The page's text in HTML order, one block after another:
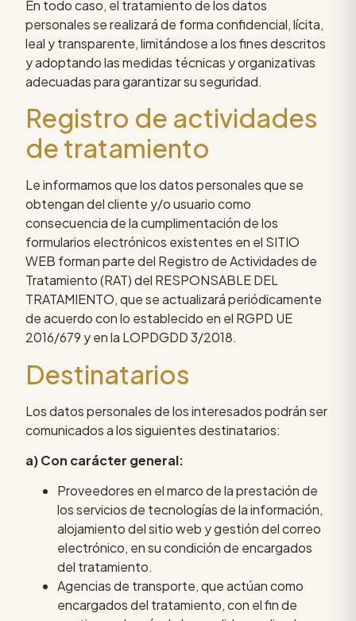
En todo caso, el tratamiento de los datos
personales se realizará de forma confidencial, lícita,
leal y transparente, limitándose a los fines descritos
y adoptando las medidas técnicas y organizativas
adecuadas para garantizar su seguridad.
Registro de actividades
de tratamiento
Le informamos que los datos personales que se
obtengan del cliente y/o usuario como
consecuencia de la cumplimentación de los
formularios electrónicos existentes en el SITIO
WEB forman parte del Registro de Actividades de
Tratamiento (RAT) del RESPONSABLE DEL
TRATAMIENTO, que se actualizará periódicamente
de acuerdo con lo establecido en el RGPD UE
2016/679 y en la LOPDGDD 3/2018.
Destinatarios
Los datos personales de los interesados podrán ser
comunicados a los siguientes destinatarios:
a) Con carácter general:
Proveedores en el marco de la prestación de
los servicios de tecnologías de la información,
alojamiento del sitio web y gestión del correo
electrónico, en su condición de encargados
del tratamiento.
Agencias de transporte, que actúan como
encargados del tratamiento, con el fin de